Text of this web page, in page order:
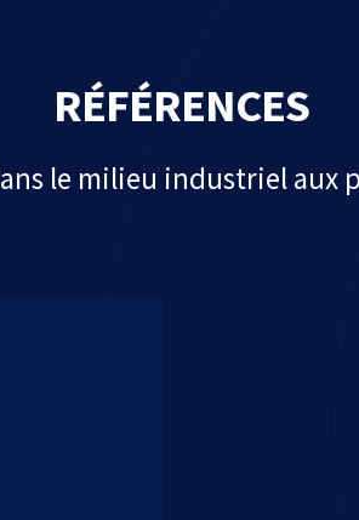
RÉFÉRENCES
le milieu industriel aux